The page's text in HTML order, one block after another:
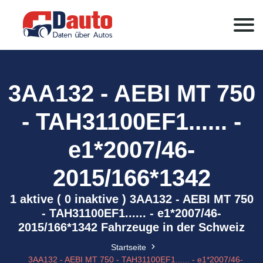
3AA132 - AEBI MT 750
- TAH31100EF1...... -
e1*2007/46-
2015/166*1342
1 aktive ( 0 inaktive ) 3AA132 - AEBI MT 750
- TAH31100EF1...... - e1*2007/46-
2015/166*1342 Fahrzeuge in der Schweiz
Startseite
3AA132 - AEBI MT 750 - TAH31100EF1...... - e1*2007/46-